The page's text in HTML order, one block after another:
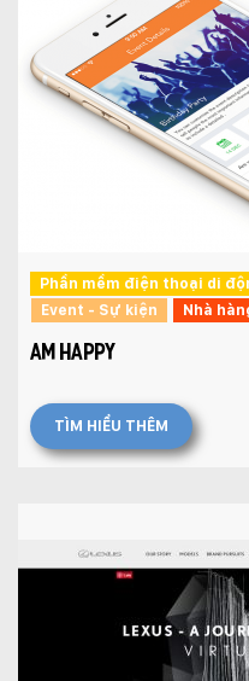
Phần mềm điện thoại di
Event - Sự kiện
Nhà
AM HAPPY
TÌM HIỂU THÊM
Tài khoản đã được
khách qua hệ thống
xin vui